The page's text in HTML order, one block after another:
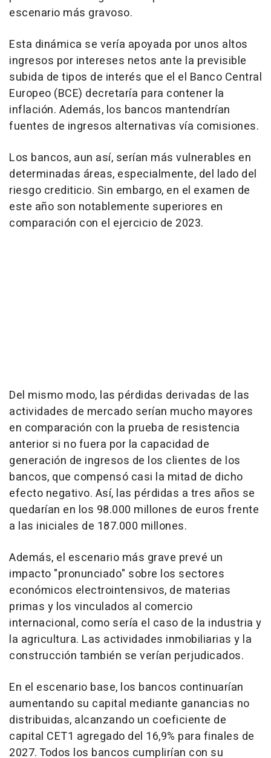
escenario más gravoso.
Esta dinámica se vería apoyada por unos altos
ingresos por intereses netos ante la previsible
subida de tipos de interés que el el Banco Central
Europeo (BCE) decretaría para contener la
inflación. Además, los bancos mantendrían
fuentes de ingresos alternativas vía comisiones.
Los bancos, aun así, serían más vulnerables en
determinadas áreas, especialmente, del lado del
riesgo crediticio. Sin embargo, en el examen de
este año son notablemente superiores en
comparación con el ejercicio de 2023.
Del mismo modo, las pérdidas derivadas de las
actividades de mercado serían mucho mayores
en comparación con la prueba de resistencia
anterior si no fuera por la capacidad de
generación de ingresos de los clientes de los
bancos, que compensó casi la mitad de dicho
efecto negativo. Así, las pérdidas a tres años se
quedarían en los 98.000 millones de euros frente
a las iniciales de 187.000 millones.
Además, el escenario más grave prevé un
impacto "pronunciado" sobre los sectores
económicos electrointensivos, de materias
primas y los vinculados al comercio
internacional, como sería el caso de la industria y
la agricultura. Las actividades inmobiliarias y la
construcción también se verían perjudicados.
En el escenario base, los bancos continuarían
aumentando su capital mediante ganancias no
distribuidas, alcanzando un coeficiente de
capital CET1 agregado del 16,9% para finales de
2027. Todos los bancos cumplirían con su